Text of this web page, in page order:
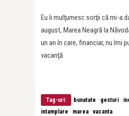
Eu îi mulţumesc sorţii că mi-a
august, Marea Neagră la
un an în care, financiar, nu îmi
vacanţă.
Tag-uri: bunatate · gesturi ·
intamplare · marea ·vacanta